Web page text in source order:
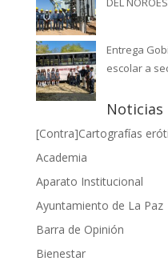
Entrega
escolar a
Noticias
[Contra]Cartografías
Academia
Aparato Institucional
Ayuntamiento de La Paz
Barra de Opinión
Bienestar